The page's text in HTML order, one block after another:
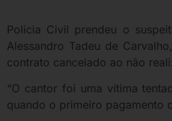
Polícia Civil prendeu o
Alessandro Tadeu de
contrato cancelado ao não
“O cantor foi uma vítima
quando o primeiro pagamento